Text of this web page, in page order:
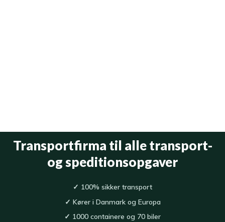
​Transportfirma til alle transport-
og speditionsopgaver
✓ 100% sikker transport​
✓ Kører i Danmark og Europa
✓ 1000 containere og 70 biler